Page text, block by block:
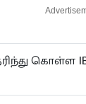
கொள்ள